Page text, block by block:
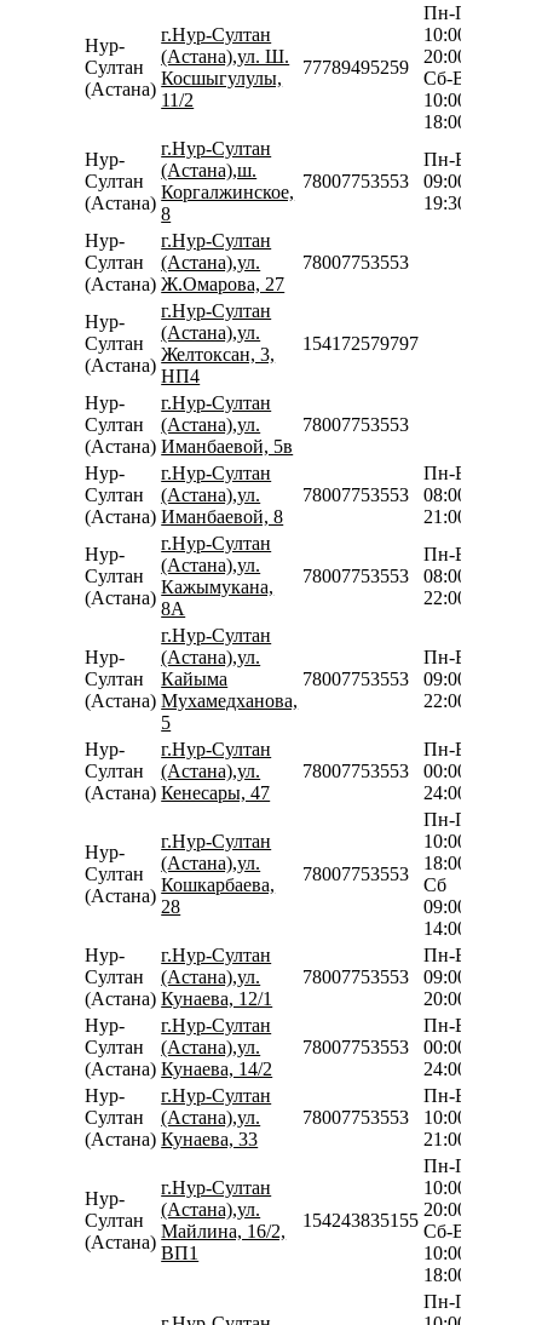
Нур-
Султан
(Астана)
г.Нур-Султан
(Астана),ул. Ш.
Косшыгулулы,
11/2
77789495259
Пн-Пт
10:00-
20:00
Сб-Вс
10:00-
18:00
Нур-
Султан
(Астана)
г.Нур-Султан
(Астана),ш.
Коргалжинское,
8
78007753553
Пн-Вс
09:00-
19:30
Нур-
Султан
(Астана)
г.Нур-Султан
(Астана),ул.
Ж.Омарова, 27
78007753553
Нур-
Султан
(Астана)
г.Нур-Султан
(Астана),ул.
Желтоксан, 3,
НП4
154172579797
Нур-
Султан
(Астана)
г.Нур-Султан
(Астана),ул.
Иманбаевой, 5в
78007753553
Нур-
Султан
(Астана)
г.Нур-Султан
(Астана),ул.
Иманбаевой, 8
78007753553
Пн-Вс
08:00-
21:00
Нур-
Султан
(Астана)
г.Нур-Султан
(Астана),ул.
Кажымукана,
8А
78007753553
Пн-Вс
08:00-
22:00
Нур-
Султан
(Астана)
г.Нур-Султан
(Астана),ул.
Кайыма
Мухамедханова,
5
78007753553
Пн-Вс
09:00-
22:00
Нур-
Султан
(Астана)
г.Нур-Султан
(Астана),ул.
Кенесары, 47
78007753553
Пн-Вс
00:00-
24:00
Нур-
Султан
(Астана)
г.Нур-Султан
(Астана),ул.
Кошкарбаева,
28
78007753553
Пн-Пт
10:00-
18:00
Сб
09:00-
14:00
Нур-
Султан
(Астана)
г.Нур-Султан
(Астана),ул.
Кунаева, 12/1
78007753553
Пн-Вс
09:00-
20:00
Нур-
Султан
(Астана)
г.Нур-Султан
(Астана),ул.
Кунаева, 14/2
78007753553
Пн-Вс
00:00-
24:00
Нур-
Султан
(Астана)
г.Нур-Султан
(Астана),ул.
Кунаева, 33
78007753553
Пн-Вс
10:00-
21:00
Нур-
Султан
(Астана)
г.Нур-Султан
(Астана),ул.
Майлина, 16/2,
ВП1
154243835155
Пн-Пт
10:00-
20:00
Сб-Вс
10:00-
18:00
Пн-Пт